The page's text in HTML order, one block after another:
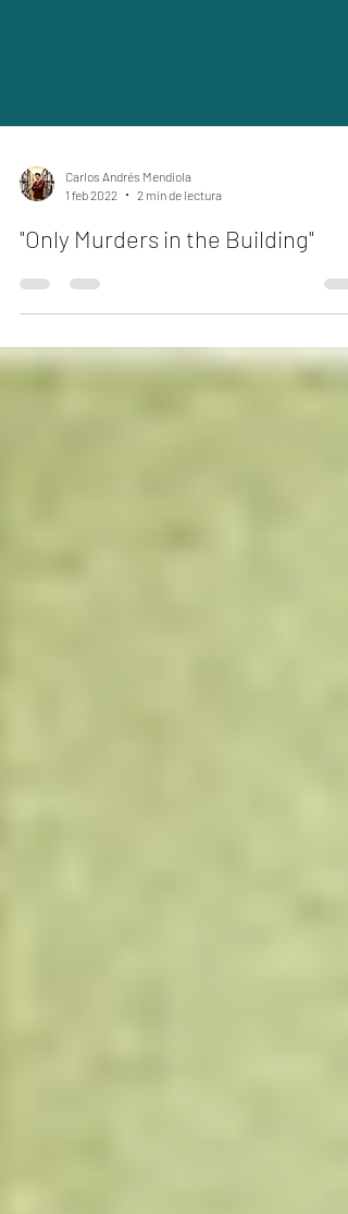
Carlos Andrés Mendiola
1 feb 2022
2 min de lectura
"Only Murders in the Building"